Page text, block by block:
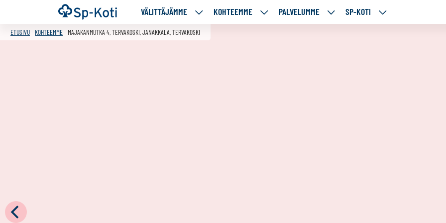
Siirry
sisältöön
Etusivu VÄLITTÄJÄMME
VÄLITTÄJÄMME
ALASIVUT
KOHTEEMME
KOHTEEMME
PALVELUMME
PALVELUMME
SP-KOTI
SP-
ETUSIVU KOHTEEMME MAJAKANMUTKA 4, TERVAKOSKI, JANAKKALA, TERVAKOSKI